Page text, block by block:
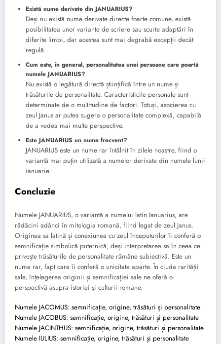
Există nume derivate din JANUARIUS?
Deși nu există nume derivate directe foarte comune, există
posibilitatea unor variante de scriere sau scurte adaptări în
diferite limbi, dar acestea sunt mai degrabă excepții decât
regulă.
Cum este, în general, personalitatea unei persoane care poartă
numele JANUARIUS?
Nu există o legătură directă științifică între un nume și
trăsăturile de personalitate. Caracteristicile personale sunt
determinate de o multitudine de factori. Totuși, asocierea cu
zeul Janus ar putea sugera o personalitate complexă, capabilă
de a vedea mai multe perspective.
Este JANUARIUS un nume frecvent?
JANUARIUS este un nume rar întâlnit în zilele noastre, fiind o
variantă mai puțin utilizată a numelor derivate din numele lunii
ianuarie.
Concluzie
Numele JANUARIUS, o variantă a numelui latin Ianuarius, are
rădăcini adânci în mitologia romană, fiind legat de zeul Janus.
Originea sa latină și conexiunea cu zeul începuturilor îi conferă o
semnificație simbolică puternică, deși interpretarea sa în ceea ce
privește trăsăturile de personalitate rămâne subiectivă. Este un
nume rar, fapt care îi conferă o unicitate aparte. În ciuda rarității
sale, înțelegerea originii și semnificației sale ne oferă o
perspectivă asupra istoriei și culturii romane.
Numele JACOMUS: semnificație, origine, trăsături și personalitate
Numele JACOBUS: semnificație, origine, trăsături și personalitate
Numele JACINTHUS: semnificație, origine, trăsături și personalitate
Numele IULIUS: semnificație, origine, trăsături și personalitate